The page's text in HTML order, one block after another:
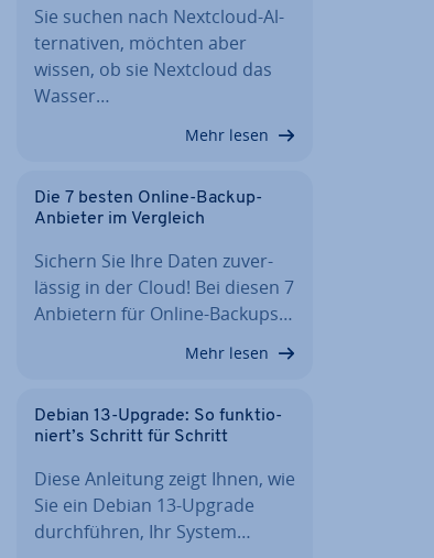
Sie suchen nach Nextcloud-Al­
ter­na­ti­ven, möchten aber
wissen, ob sie Nextcloud das
Wasser…
Mehr lesen
Die 7 besten Online-Backup-
Anbieter im Vergleich
Sichern Sie Ihre Daten zu­ver­
läs­sig in der Cloud! Bei diesen 7
Anbietern für Online-Backups…
Mehr lesen
Debian 13-Upgrade: So funk­tio­
niert’s Schritt für Schritt
Diese Anleitung zeigt Ihnen, wie
Sie ein Debian 13-Upgrade
durch­füh­ren, Ihr System…